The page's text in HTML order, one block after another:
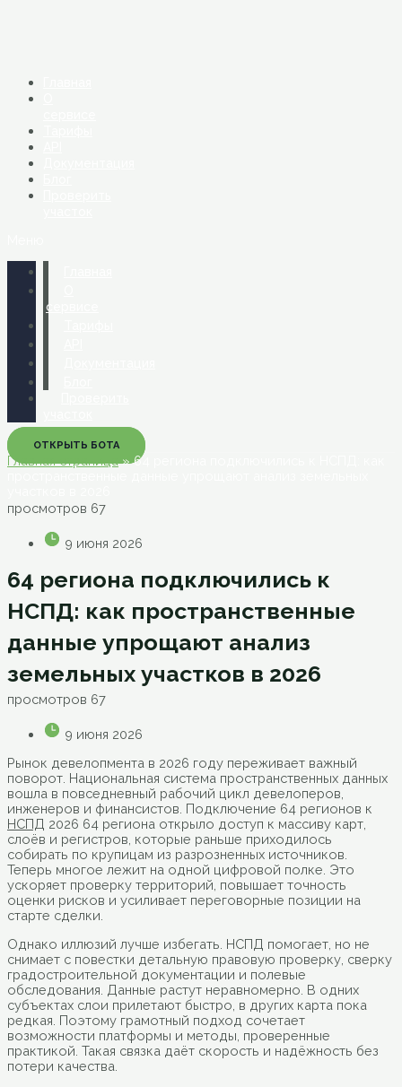
сервисе
ОТКРЫТЬ БОТА
Главная страница»64 региона подключились к НСПД: как
просмотров 67
9 июня 2026
64 региона подключились к
НСПД: как пространственные
данные упрощают анализ
земельных участков в 2026
просмотров 67
9 июня 2026
Рынок девелопмента в 2026 году переживает важный
поворот. Национальная система пространственных данных
вошла в повседневный рабочий цикл девелоперов,
инженеров и финансистов. Подключение 64 регионов к
НСПД 2026 64 региона открыло доступ к массиву карт,
слоёв и регистров, которые раньше приходилось
собирать по крупицам из разрозненных источников.
Теперь многое лежит на одной цифровой полке. Это
ускоряет проверку территорий, повышает точность
оценки рисков и усиливает переговорные позиции на
старте сделки.
Однако иллюзий лучше избегать. НСПД помогает, но не
снимает с повестки детальную правовую проверку, сверку
градостроительной документации и полевые
обследования. Данные растут неравномерно. В одних
субъектах слои прилетают быстро, в других карта пока
редкая. Поэтому грамотный подход сочетает
возможности платформы и методы, проверенные
практикой. Такая связка даёт скорость и надёжность без
потери качества.